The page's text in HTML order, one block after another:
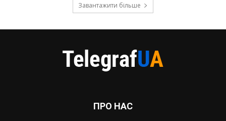
Завантажити більше
ПРО НАС